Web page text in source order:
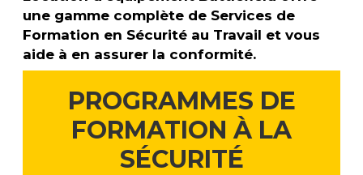
une gamme complète de Services de
Formation en Sécurité au Travail et vous
aide à en assurer la conformité.
PROGRAMMES DE
FORMATION À LA
SÉCURITÉ